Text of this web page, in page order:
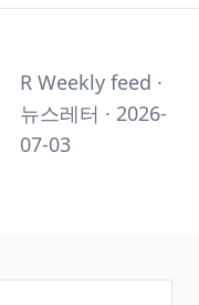
R Weekly feed ·
뉴스레터 · 2026-
07-03